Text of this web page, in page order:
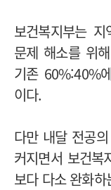
보건복지부는
문제 해소를 위
기존 60%:40%
이다.
다만 내달 전공
커지면서 보건
보다 다소 완화